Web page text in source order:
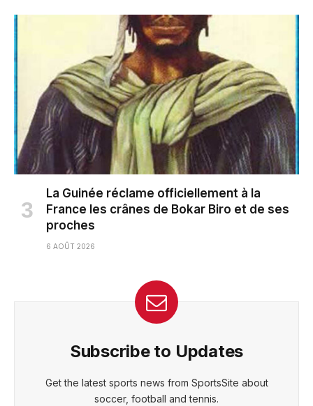
La Guinée réclame officiellement à la
France les crânes de Bokar Biro et de ses
proches
6 AOÛT 2026
Subscribe to Updates
Get the latest sports news from SportsSite about
soccer, football and tennis.